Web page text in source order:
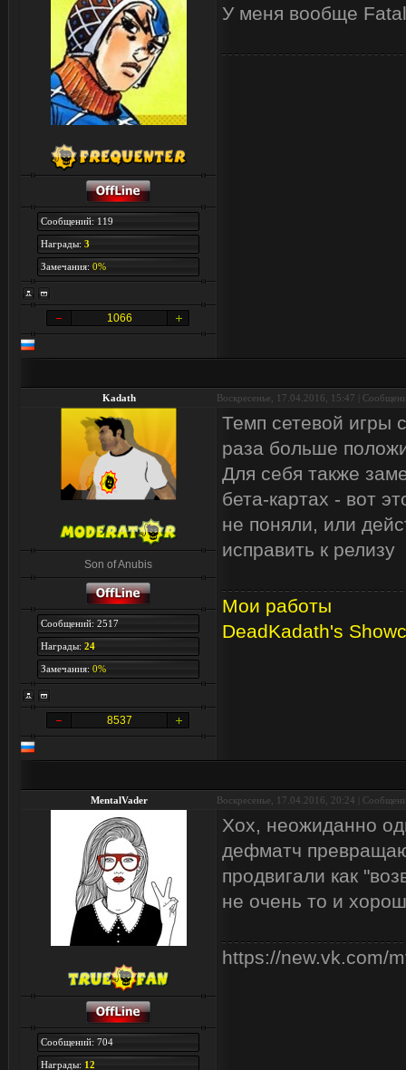
Сообщений: 119
Награды: 3
Замечания: 0%
1066
У меня вообще
Kadath Воскресенье, 17.04.2016, 15:47 |
Son of Anubis
Сообщений: 2517
Награды: 24
Замечания: 0%
8537
Темп сетевой игры
раза больше
Для себя также
бета-картах - вот
не поняли, или
исправить к релизу
Мои работы
DeadKadath's
MentalVader Воскресенье, 17.04.2016, 20:24 |
Сообщений: 704
Награды: 12
Хох, неожиданно
дефматч
продвигали как
не очень то и
https://new.vk.com/